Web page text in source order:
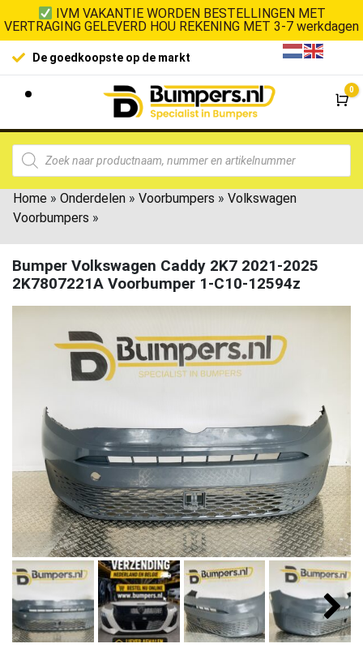
IVM VAKANTIE WORDEN BESTELLINGEN MET
VERTRAGING GELEVERD HOU REKENING MET 3-7 werkdagen
De goedkoopste op de markt
0
Home » Onderdelen » Voorbumpers » Volkswagen
Voorbumpers »
Bumper Volkswagen Caddy 2K7 2021-2025
2K7807221A Voorbumper 1-C10-12594z